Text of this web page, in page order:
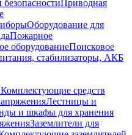
Приводная
Оборудование для
Пожарное
оборудованиеПоисковое
стабилизаторы, АКБ
Комплектующие средств
Лестницы и
и шкафы для хранения
Заземлители для